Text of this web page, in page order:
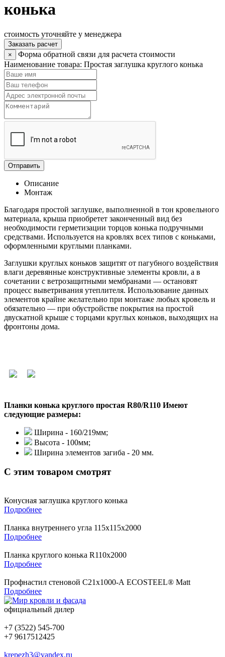
конька
стоимость уточняйте у менеджера
Заказать расчет
×
Форма обратной связи для расчета стоимости
Наименование товара: Простая заглушка круглого конька
Отправить
Описание
Монтаж
Благодаря простой заглушке, выполненной в тон кровельного
материала, крыша приобретет законченный вид без
необходимости герметизации торцов конька подручными
средствами. Используется на кровлях всех типов с коньками,
оформленными круглыми планками.
Заглушки круглых коньков защитят от пагубного воздействия
влаги деревянные конструктивные элементы кровли, а в
сочетании с ветрозащитными мембранами — остановят
процесс выветривания утеплителя. Использование данных
элементов крайне желательно при монтаже любых кровель и
обязательно — при обустройстве покрытия на простой
двускатной крыше с торцами круглых коньков, выходящих на
фронтоны дома.
Планки конька круглого простая R80/R110 Имеют
следующие размеры:
Ширина - 160/219мм;
Высота - 100мм;
Ширина элементов загиба - 20 мм.
С этим товаром смотрят
Конусная заглушка круглого конька
Подробнее
Планка внутреннего угла 115х115х2000
Подробнее
Планка круглого конька R110х2000
Подробнее
Профнастил стеновой С21х1000-А ECOSTEEL® Matt
Подробнее
официальный дилер
+7 (3522) 545-700
+7 9617512425
krepezh3@yandex.ru